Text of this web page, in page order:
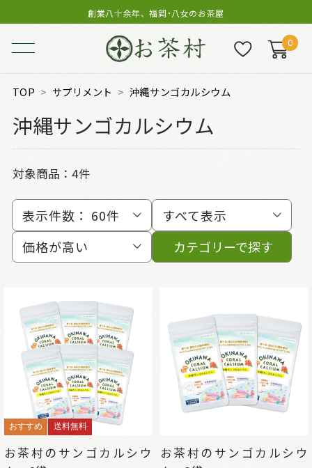
創業八十余年、福岡･八女のお茶屋
0
TOP サプリメント 沖縄サンゴカルシウム
沖縄サンゴカルシウム
対象商品： 4件
表示件数： 60件
すべて表示
価格が高い
カテゴリーで探す
おすすめ 送料無料
お茶村のサンゴカルシウ
お茶村のサンゴカルシウ